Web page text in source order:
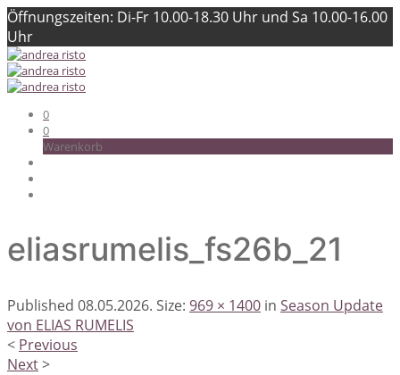
Öffnungszeiten: Di-Fr 10.00-18.30 Uhr und Sa 10.00-16.00
Uhr
0
0
Warenkorb
eliasrumelis_fs26b_21
Published 08.05.2026. Size: 969 × 1400 in Season Update
von ELIAS RUMELIS
< Previous
Next>